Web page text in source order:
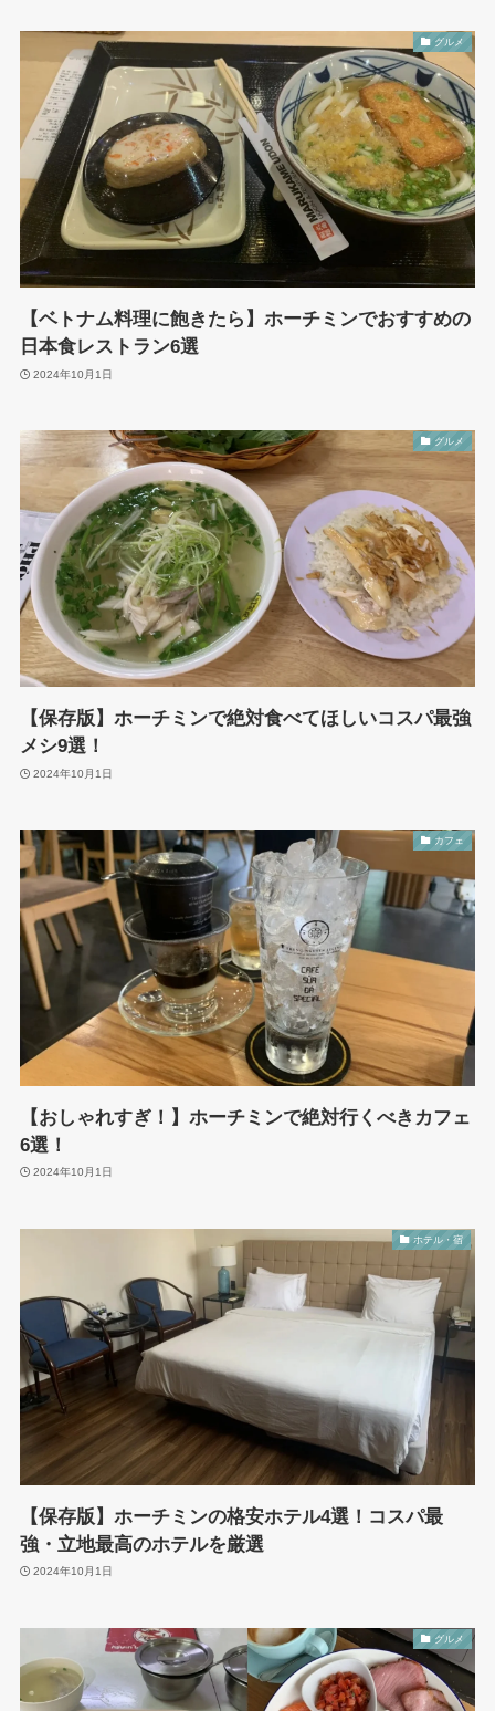
グルメ
【ベトナム料理に飽きたら】ホーチミンでおすすめの
日本食レストラン6選
2024年10月1日
グルメ
【保存版】ホーチミンで絶対食べてほしいコスパ最強
メシ9選！
2024年10月1日
カフェ
【おしゃれすぎ！】ホーチミンで絶対行くべきカフェ
6選！
2024年10月1日
ホテル・宿
【保存版】ホーチミンの格安ホテル4選！コスパ最
強・立地最高のホテルを厳選
2024年10月1日
グルメ